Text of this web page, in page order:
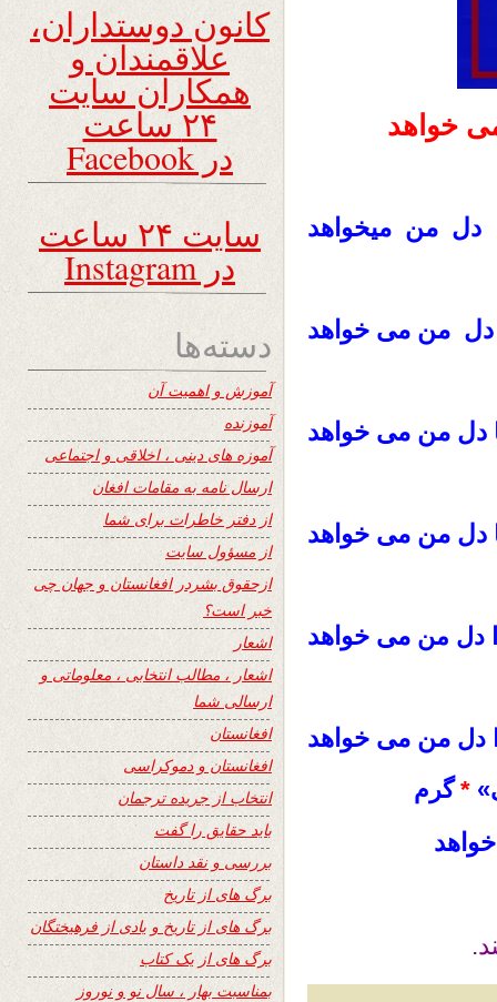
خواهد
دل من میخواهد
دل من می خواهد
دل من می خواهد
دل من می خواهد
دل من می خواهد
دل من می خواهد
*گرم
کانون دوستداران،
علاقمندان و
همکاران سایت
۲۴ ساعت
در Facebook
سایت ۲۴ ساعت
در Instagram
دسته‌ها
آموزش و اهمیت آن
آموزنده
آموزه های دینی ، اخلاقی و اجتماعی
ارسال نامه به مقامات افغان
از دفتر خاطرات برای شما
از مسؤول سایت
ازحقوق بشردر افغانستان و جهان چی
خبر است؟
اشعار
اشعار ، مطالب انتخابی ، معلوماتی و
ارسالی شما
افغانستان
افغانستان و دموکراسی
انتخاب از جریده ترجمان
باید حقایق را گفت
بررسی و نقد داستان
برگ های از تاریخ
برگ های از تاریخ و یادی از فرهیختگان
برگ های از یک کتاب
بمناسبت بهار ، سال نو و نوروز